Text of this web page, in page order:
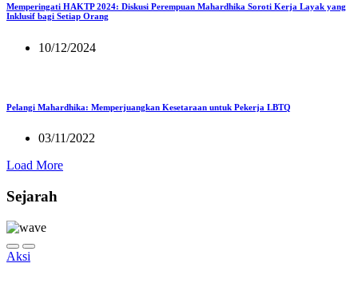
Memperingati HAKTP 2024: Diskusi Perempuan Mahardhika Soroti Kerja Layak yang
Inklusif bagi Setiap Orang
10/12/2024
Pelangi Mahardhika: Memperjuangkan Kesetaraan untuk Pekerja LBTQ
03/11/2022
Load More
Sejarah
Aksi